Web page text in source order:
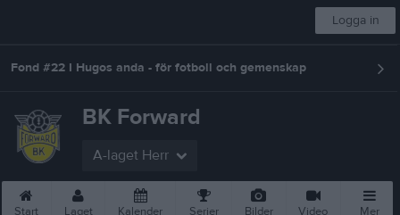
Logga in
Fond #22 I Hugos anda - för fotboll och gemenskap
BK Forward
A-laget Herr
Start Laget Kalender Serier Bilder Video Mer